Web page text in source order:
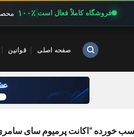
فروشگاه کاملاً فعال است ۱۰۰٪
صفحه اصلی قوانین
خورده “اکانت پرمیوم سای